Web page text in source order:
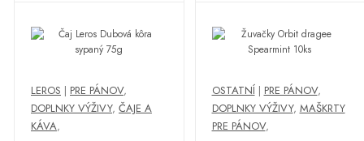
LEROS | PRE PÁNOV,
DOPLNKY VÝŽIVY, ČAJE A
KÁVA,
OSTATNÍ| PRE PÁNOV,
DOPLNKY VÝŽIVY, MAŠKRTY
PRE PÁNOV,